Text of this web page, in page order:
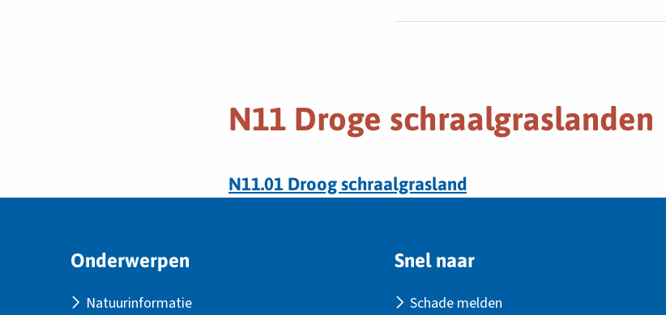
N11 Droge schraalgraslanden
N11.01 Droog schraalgrasland
Onderwerpen
Natuurinformatie
Snel naar
Schade melden